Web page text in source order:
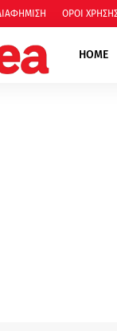
ΟΡΟΙ
HOME